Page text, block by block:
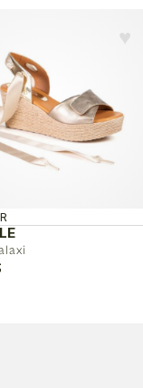
était :
235.00$.
♥︎